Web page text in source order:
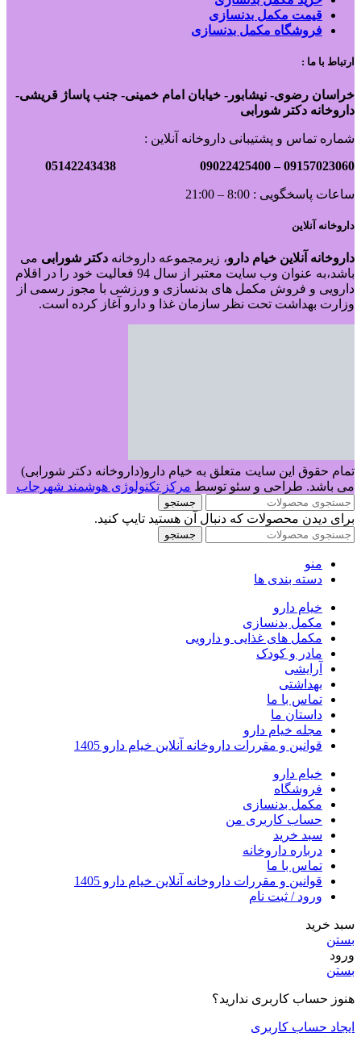
قیمت مکمل بدنسازی
فروشگاه مکمل بدنسازی
ارتباط با ما :
خراسان رضوی- نیشابور- خیابان امام خمینی- جنب پاساژ قریشی-
داروخانه دکتر شورابی
شماره تماس و پشتیبانی داروخانه آنلاین :
09157023060 –
09022425400 05142243438
ساعات پاسخگویی : 8:00 – 21:00
داروخانه آنلاین
داروخانه آنلاین خیام دارو، زیرمجموعه داروخانه دکتر شورابی می
باشد،به عنوان وب سایت معتبر از سال 94 فعالیت خود را در اقلام
دارویی و فروش مکمل های بدنسازی و ورزشی با مجوز رسمی از
وزارت بهداشت تحت نظر سازمان غذا و دارو آغاز کرده است.
خیام دارو
مکمل بدنسازی
مکمل های غذایی و دارویی
مادر و کودک
آرایشی
بهداشتی
تماس با ما
مجله خیام دارو
قوانین و مقررات داروخانه آنلاین خیام دارو 1405
خیام دارو
فروشگاه
مکمل بدنسازی
حساب کاربری من
سبد خرید
درباره داروخانه
تماس با ما
قوانین و مقررات داروخانه آنلاین خیام دارو 1405
ورود / ثبت نام
سبد خرید
بستن
ورود
بستن
هنوز حساب کاربری ندارید؟
ایجاد حساب کاربری
سایدبار
قرص آمینو تائورین ژن استار 400 عدد
۷۴۷,۰۰۰ تومان